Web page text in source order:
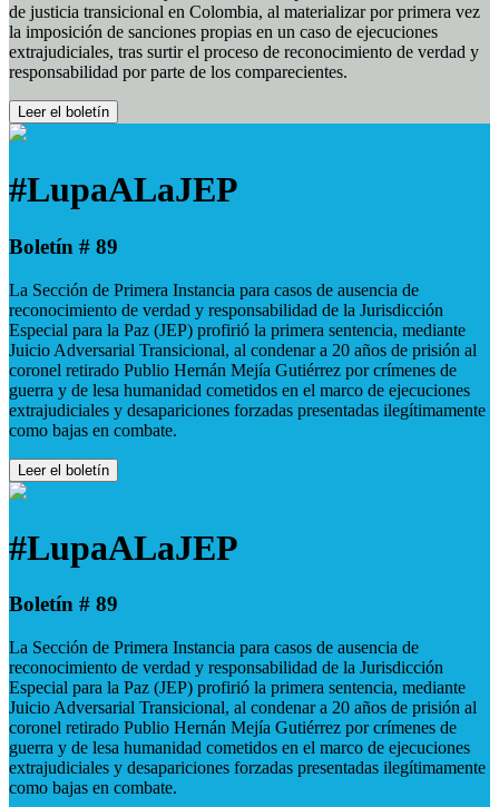
de justicia transicional en Colombia, al materializar por primera vez
la imposición de sanciones propias en un caso de ejecuciones
extrajudiciales, tras surtir el proceso de reconocimiento de verdad y
responsabilidad por parte de los comparecientes.
Leer el boletín
#LupaALaJEP
Boletín # 89
La Sección de Primera Instancia para casos de ausencia de
reconocimiento de verdad y responsabilidad de la Jurisdicción
Especial para la Paz (JEP) profirió la primera sentencia, mediante
Juicio Adversarial Transicional, al condenar a 20 años de prisión al
coronel retirado Publio Hernán Mejía Gutiérrez por crímenes de
guerra y de lesa humanidad cometidos en el marco de ejecuciones
extrajudiciales y desapariciones forzadas presentadas ilegítimamente
como bajas en combate.
Leer el boletín
#LupaALaJEP
Boletín # 89
La Sección de Primera Instancia para casos de ausencia de
reconocimiento de verdad y responsabilidad de la Jurisdicción
Especial para la Paz (JEP) profirió la primera sentencia, mediante
Juicio Adversarial Transicional, al condenar a 20 años de prisión al
coronel retirado Publio Hernán Mejía Gutiérrez por crímenes de
guerra y de lesa humanidad cometidos en el marco de ejecuciones
extrajudiciales y desapariciones forzadas presentadas ilegítimamente
como bajas en combate.